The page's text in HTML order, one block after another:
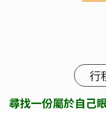
行
尋找一份屬於自己